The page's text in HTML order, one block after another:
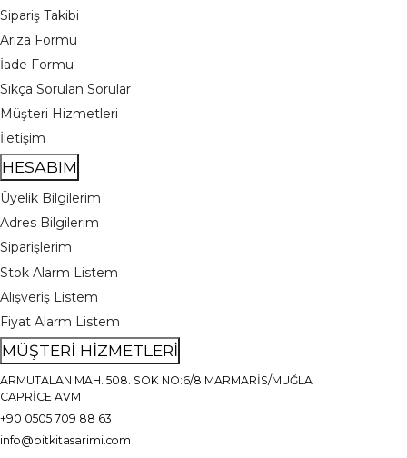
Sipariş Takibi
Arıza Formu
İade Formu
Sıkça Sorulan Sorular
Müşteri Hizmetleri
İletişim
HESABIM
Üyelik Bilgilerim
Adres Bilgilerim
Siparişlerim
Stok Alarm Listem
Alışveriş Listem
Fiyat Alarm Listem
MÜŞTERİ HİZMETLERİ
ARMUTALAN MAH. 508. SOK NO:6/8 MARMARİS/MUĞLA
CAPRİCE AVM
+90 0505 709 88 63
info@bitkitasarimi.com